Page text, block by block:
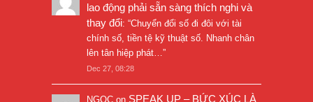
lao động phải sẵn sàng thích nghi và
thay đổi: “Chuyển đổi số đi đôi với tài
chính số, tiền tệ kỹ thuật số. Nhanh chân
lên tân hiệp phát… ”
Dec 27, 08:28
NGỌC on SPEAK UP – BỨC XÚC LÀ